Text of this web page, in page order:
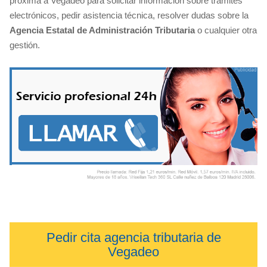
electrónicos, pedir asistencia técnica, resolver dudas sobre la
Agencia Estatal de Administración Tributaria o cualquier otra
gestión.
Pedir cita agencia tributaria de
Vegadeo